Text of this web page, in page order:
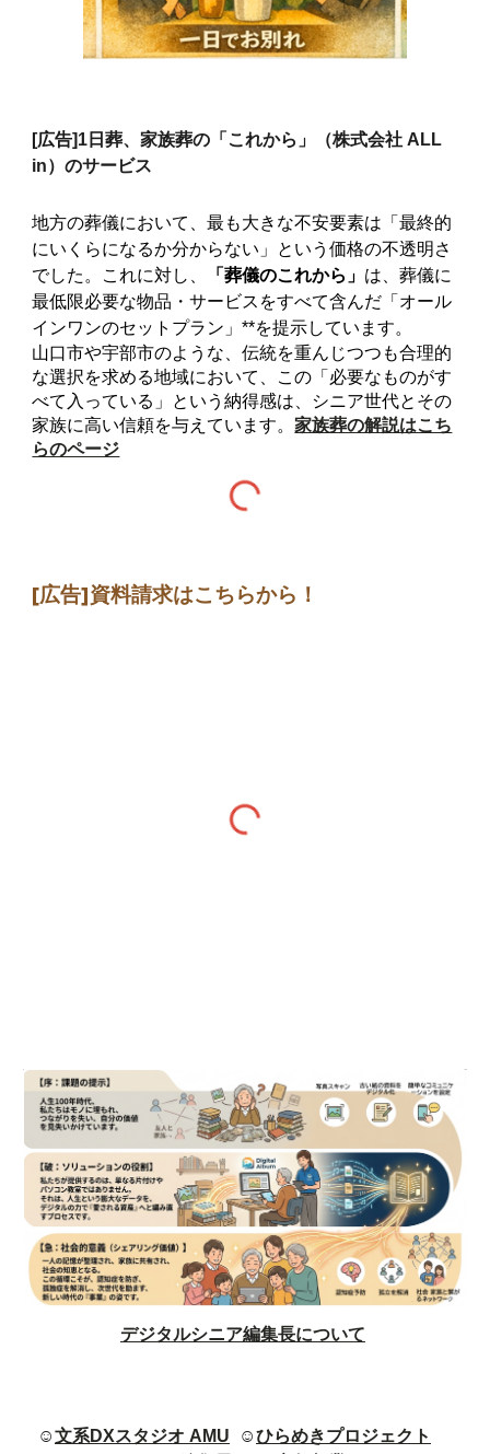
[広告]1日葬、家族葬の「これから」（株式会社 ALL
in）のサービス
地方の葬儀において、最も大きな不安要素は「最終的
にいくらになるか分からない」という価格の不透明さ
でした。これに対し、
「葬儀のこれから」 は、葬儀に
最低限必要な物品・サービスをすべて含んだ「オール
インワンのセットプラン」**を提示しています。
山口市や宇部市のような、伝統を重んじつつも合理的
な選択を求める地域において、この「必要なものがす
べて入っている」という納得感は、シニア世代とその
家族に高い信頼を与えています。家族葬の解説はこち
らのページ
[広告]資料請求はこちらから ！
デジタルシニア編集長について
☺文系DXスタジオ AMU ☺ひらめきプロジェクト